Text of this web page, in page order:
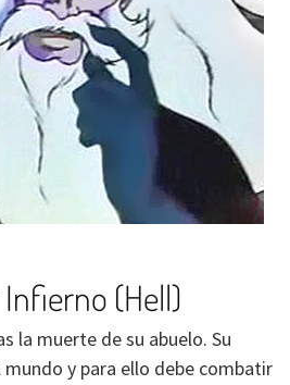
(Hell)
la muerte de su abuelo. Su
y para ello debe combatir